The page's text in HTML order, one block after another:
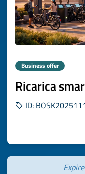
Business offer
Ricarica
ID: